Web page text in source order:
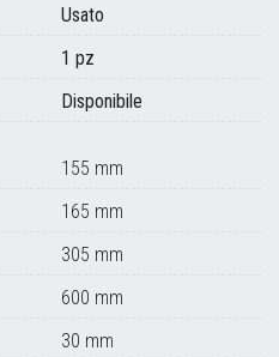
Usato
1 pz
Disponibile
155 mm
165 mm
305 mm
600 mm
30 mm